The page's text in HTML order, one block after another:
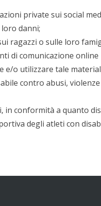
private sui social
danni;
ragazzi o sulle loro
di comunicazione online
e/o utilizzare tale
contro abusi,
in conformità a quanto
degli atleti con